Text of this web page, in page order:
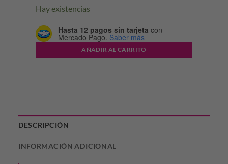
Hay existencias
Hasta 12 pagos sin tarjeta con
Mercado Pago. Saber más
AÑADIR AL CARRITO
DESCRIPCIÓN
INFORMACIÓN ADICIONAL